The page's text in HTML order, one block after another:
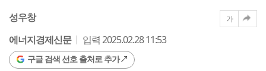
성우창
에너지경제신문
입력 2025.02.28 11:53
구글 검색 선호 출처로 추가
가